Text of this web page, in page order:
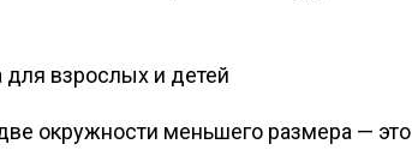
окружности меньшего размера — это